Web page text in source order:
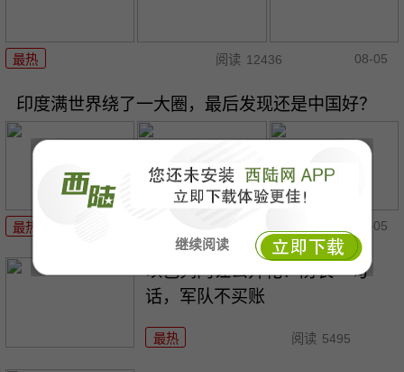
继续阅读
最热 阅读 12436 08-05
印度满世界绕了一大圈，最后发现还是中国好？
最热 08-05
以色列内讧公开化！防长一句
话，军队不买账
最热 阅读 5495